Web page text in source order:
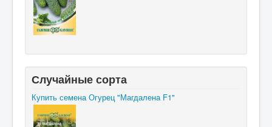
Случайные сорта
Купить семена Огурец "Магдалена F1"